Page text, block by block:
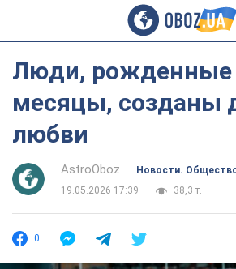
Люди, рожденные
месяцы, созданы
любви
AstroOboz
Новости.
19.05.2026 17:39
38,3 т.
0